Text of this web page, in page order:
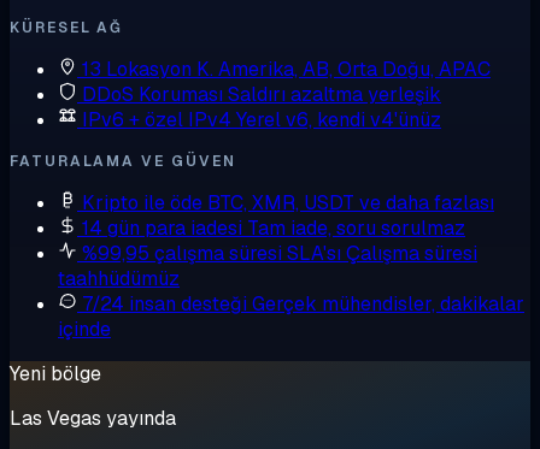
KÜRESEL AĞ
13 Lokasyon K. Amerika, AB, Orta Doğu, APAC
DDoS Koruması Saldırı azaltma yerleşik
IPv6 + özel IPv4 Yerel v6, kendi v4'ünüz
FATURALAMA VE GÜVEN
Kripto ile öde BTC, XMR, USDT ve daha fazlası
14 gün para iadesi Tam iade, soru sorulmaz
%99,95 çalışma süresi SLA'sı Çalışma süresi
taahhüdümüz
7/24 insan desteği Gerçek mühendisler, dakikalar
içinde
Yeni bölge
Las Vegas yayında